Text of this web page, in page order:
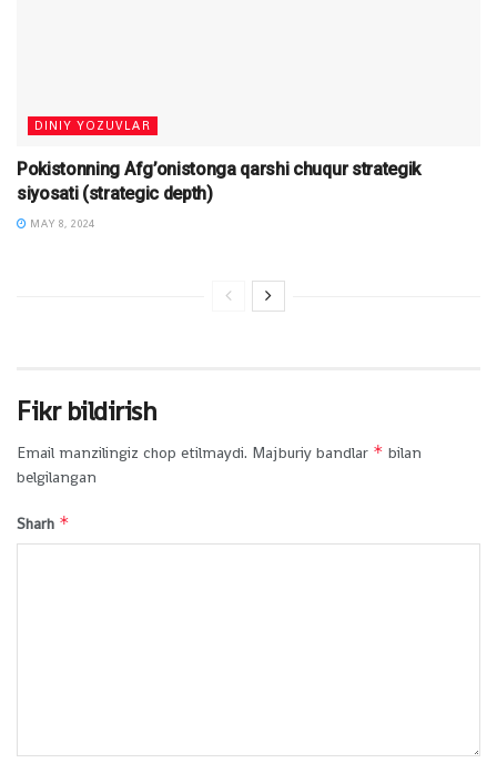
DINIY YOZUVLAR
Pokistonning Afg’onistonga qarshi chuqur strategik
siyosati (strategic depth)
MAY 8, 2024
Fikr bildirish
Email manzilingiz chop etilmaydi. Majburiy bandlar * bilan
belgilangan
Sharh *